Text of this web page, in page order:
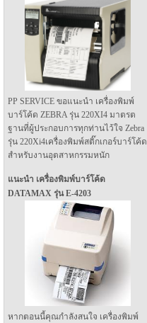
PP SERVICE ขอแนะนำ เครื่องพิมพ์
บาร์โค้ด ZEBRA รุ่น 220XI4 มาตรต
ฐานที่ผู้ประกอบการทุกท่านไว้ใจ Zebra
รุ่น 220Xi4เครื่องพิมพ์สติ๊กเกอร์บาร์โค้ด
สำหรับงานอุตสาหกรรมหนัก
แนะนำ เครื่องพิมพ์บาร์โค้ด
DATAMAX รุ่น E-4203
หากตอนนี้คุณกำลังสนใจ เครื่องพิมพ์